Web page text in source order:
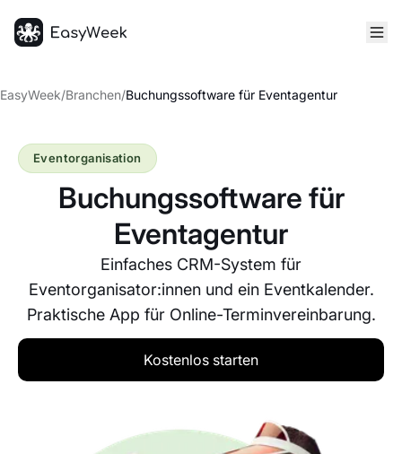
EasyWeek/Branchen/Buchungssoftware für Eventagentur
Buchungssoftware für
Eventagentur
Einfaches CRM-System für
Eventorganisator:innen und ein Eventkalender.
Praktische App für Online-Terminvereinbarung.
Eventorganisation
Kostenlos starten